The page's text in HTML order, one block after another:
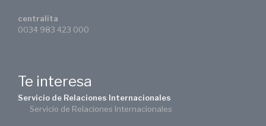
centralita
0034 983 423 000
Te interesa
Servicio de Relaciones Internacionales
Servicio de Relaciones Internacionales